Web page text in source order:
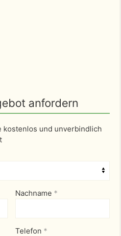
anfordern
und unverbindlich
Nachname *
Telefon *